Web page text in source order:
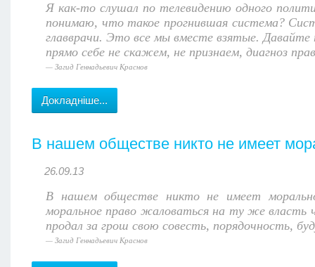
Я как-то слушал по телевидению одного
понимаю, что такое прогнившая система?
главврачи. Это все мы вместе взятые.
прямо себе не скажем, не признаем, диагноз
Загид Геннадьевич Краснов
Докладніше...
В нашем обществе никто не имеет
26.09.13
В нашем обществе никто не имеет
моральное право жаловаться на ту же власть
продал за грош свою совесть, порядочность,
Загид Геннадьевич Краснов